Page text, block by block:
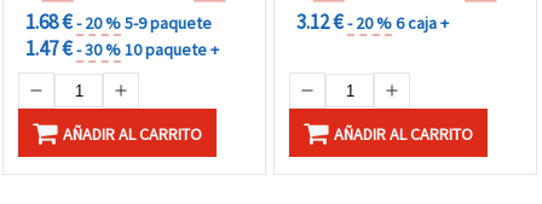
1.68 €- 20 %5-9 paquete
1.47 €- 30 %10 paquete +
AÑADIR AL CARRITO
3.12 €- 20 %6 caja +
AÑADIR AL CARRITO